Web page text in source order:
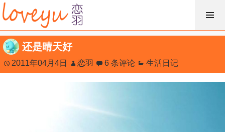
跳
过
内
容
还是晴天好
2011年04月4日 恋羽 6 条评论 生活日记